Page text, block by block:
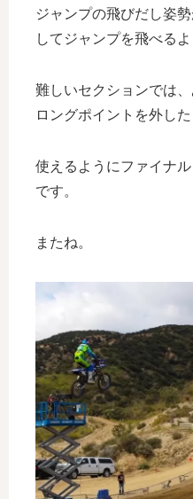
ジャンプの飛びだし姿
してジャンプを飛べるよ
難しいセクションでは
ロングポイントを外し
使えるようにファイナ
です。
またね。